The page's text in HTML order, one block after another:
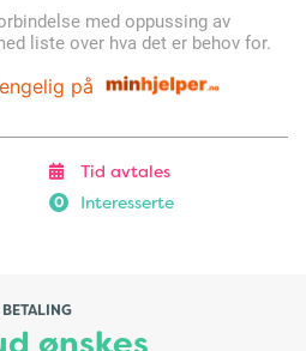
med oppussing av
liste over hva det er behov for.
på
Tid avtales
0
Interesserte
BETALING